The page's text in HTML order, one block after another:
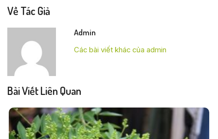
Về Tác Giả
Admin
Các bài viết khác của admin
Bài Viết Liên Quan